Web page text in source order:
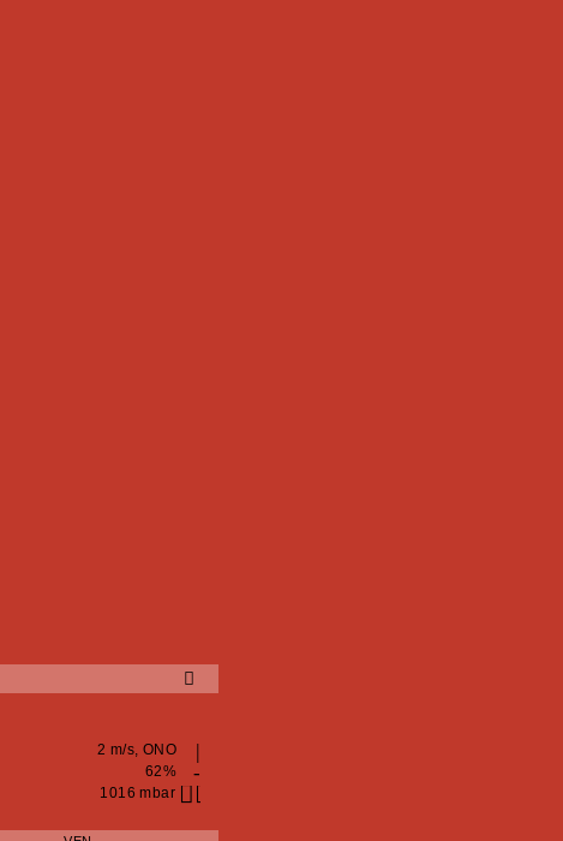
2 m/s, ONO
62%
1016 mbar